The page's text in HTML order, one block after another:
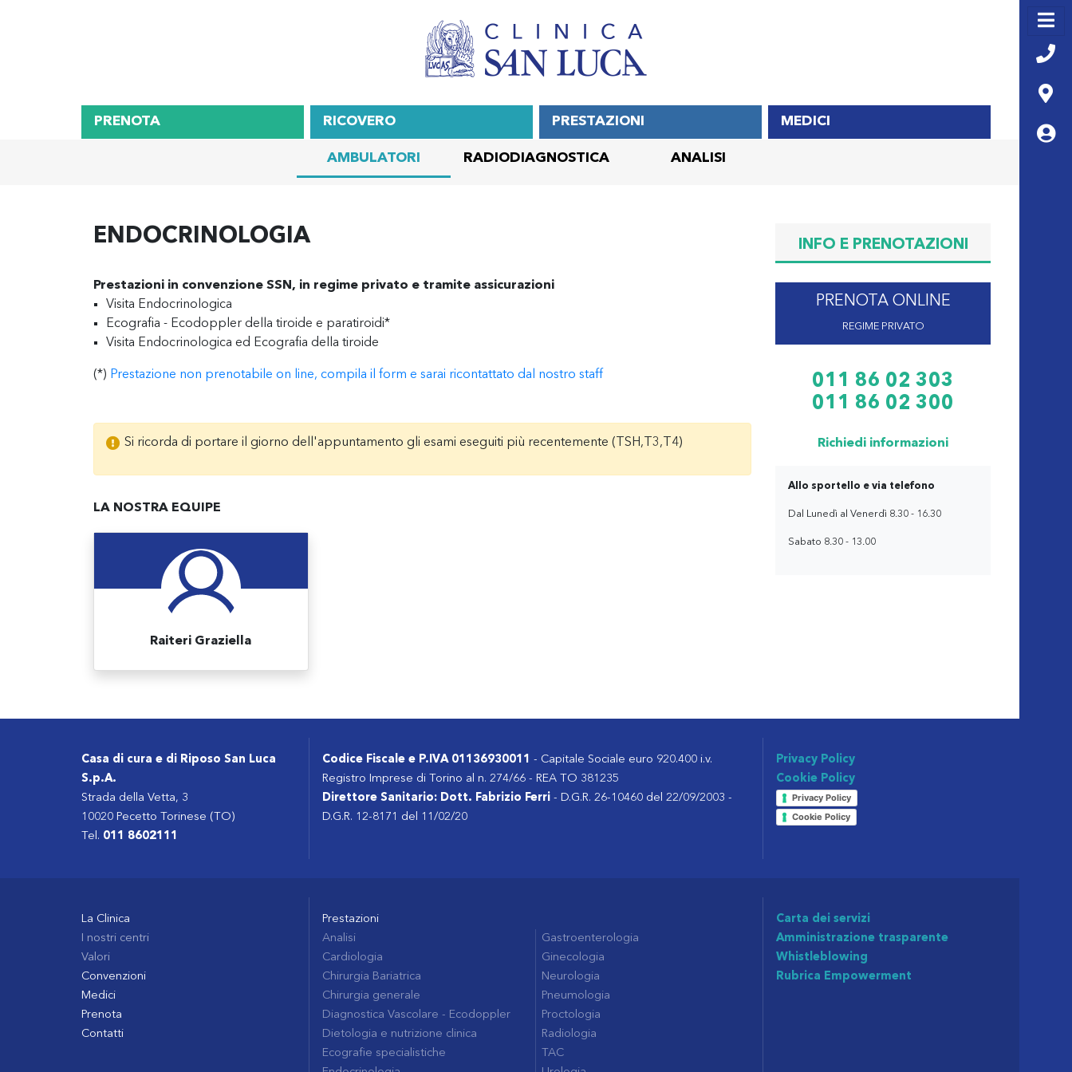
PRENOTA RICOVERO PRESTAZIONI
AMBULATORI RADIODIAGNOSTICA ANALISI
MEDICI
ENDOCRINOLOGIA
Prestazioni in convenzione SSN, in regime privato e tramite assicurazioni
Visita Endocrinologica
Ecografia - Ecodoppler della tiroide e paratiroidi*
Visita Endocrinologica ed Ecografia della tiroide
(*) Prestazione non prenotabile on line, compila il form e sarai ricontattato dal nostro staff
Si ricorda di portare il giorno dell'appuntamento gli esami eseguiti più recentemente (TSH,T3,T4)
LA NOSTRA EQUIPE
Raiteri Graziella
INFO E PRENOTAZIONI
PRENOTA ONLINE
REGIME PRIVATO
011 86 02 303
011 86 02 300
Richiedi informazioni
Allo sportello e via telefono
Dal Lunedì al Venerdì 8.30 - 16.30
Sabato 8.30 - 13.00
Casa di cura e di Riposo San Luca
S.p.A.
Strada della Vetta, 3
10020 Pecetto Torinese (TO)
Tel. 011 8602111
Codice Fiscale e P.IVA 01136930011 - Capitale Sociale euro 920.400 i.v.
Registro Imprese di Torino al n. 274/66 - REA TO 381235
Direttore Sanitario: Dott. Fabrizio Ferri - D.G.R. 26-10460 del 22/09/2003 -
D.G.R. 12-8171 del 11/02/20
Privacy Policy
Cookie Policy
Privacy Policy
Cookie Policy
La Clinica
I nostri centri
Valori
Convenzioni
Medici
Prenota
Contatti
Prestazioni
Analisi
Cardiologia
Chirurgia Bariatrica
Chirurgia generale
Diagnostica Vascolare - Ecodoppler
Dietologia e nutrizione clinica
Ecografie specialistiche
Gastroenterologia
Ginecologia
Neurologia
Pneumologia
Proctologia
Radiologia
TAC
Carta dei servizi
Amministrazione trasparente
Whistleblowing
Rubrica Empowerment